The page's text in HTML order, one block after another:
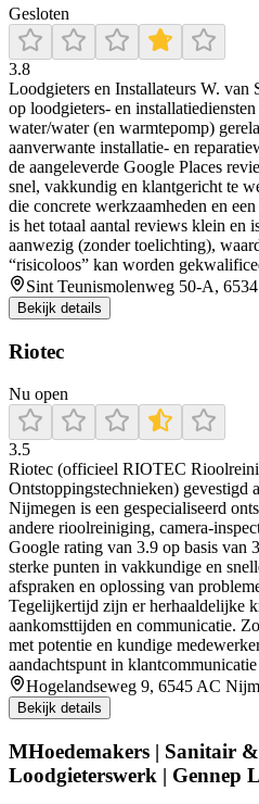
Gesloten
3.8
Loodgieters en Installateurs W.
op loodgieters- en
water/water (en warmtepomp)
aanverwante installatie- en
de aangeleverde Google Places
snel, vakkundig en klantgericht te
die concrete werkzaamheden en
is het totaal aantal reviews klein en
aanwezig (zonder toelichting),
“risicoloos” kan worden
Sint Teunismolenweg 50-A,
Bekijk details
Riotec
Nu open
3.5
Riotec (officieel RIOTEC
Ontstoppingstechnieken) gevestigd
Nijmegen is een gespecialiseerd
andere rioolreiniging, camera-
Google rating van 3.9 op basis van
sterke punten in vakkundige en
afspraken en oplossing van
Tegelijkertijd zijn er herhaaldelijke
aankomsttijden en communicatie.
met potentie en kundige
aandachtspunt in
Hogelandseweg 9, 6545 AC
Bekijk details
MHoedemakers | Sanitair
Loodgieterswerk | Gennep